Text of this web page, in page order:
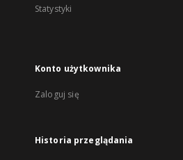
Statystyki
Konto użytkownika
Zaloguj się
Historia przeglądania